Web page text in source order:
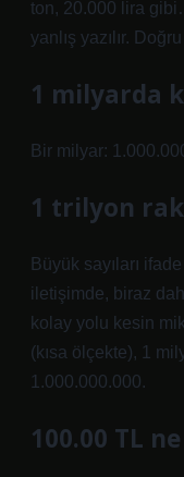
ton, 20.000 lira
yanlış yazılır.
1 milyarda
Bir milyar:
1 trilyon
Büyük sayıları
iletişimde, biraz
kolay yolu kesin
(kısa ölçekte), 1
1.000.000.000.
100.00 TL